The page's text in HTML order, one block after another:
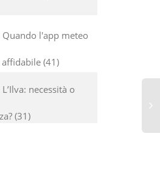
Quando l'app meteo
41
L’Ilva: necessità o
31